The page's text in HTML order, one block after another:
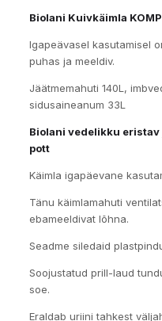
Biolani Kuivkäimla
Igapeävasel kasutamisel
puhas ja meeldiv.
Jäätmemahuti 140L,
sidusaineanum 33L
Biolani vedelikku
pott
Käimla igapäevane
Tänu käimlamahuti
ebameeldivat lõhna.
Seadme siledaid
Soojustatud prill-laud
soe.
Eraldab uriini tahkest